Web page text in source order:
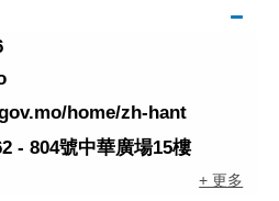
home/zh-hant
- 804號中華廣場15樓
+ 更多